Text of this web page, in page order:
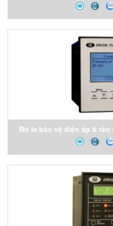
Rơ le bảo vệ điện áp & tần